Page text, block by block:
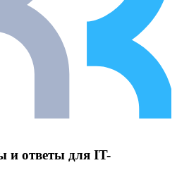
ответы для IT-